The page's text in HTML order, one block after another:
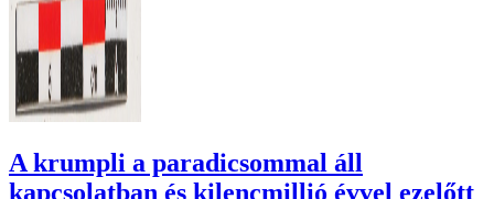
A krumpli a paradicsommal áll
kapcsolatban és kilencmillió évvel ezelőtt